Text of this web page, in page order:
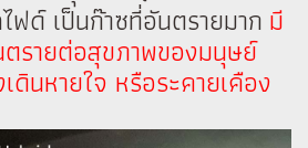
ฟด์ เป็นก๊าซที่อันตรายมาก มี
รายต่อสุขภาพของมนุษย์
ดินหายใจ หรือระคายเคือง